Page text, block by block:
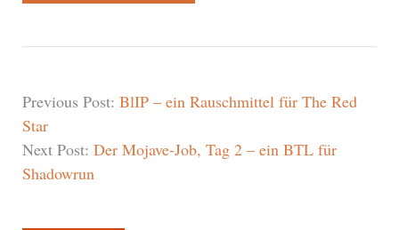
Previous Post: BlIP – ein Rauschmittel für The Red
Star
Next Post: Der Mojave-Job, Tag 2 – ein BTL für
Shadowrun